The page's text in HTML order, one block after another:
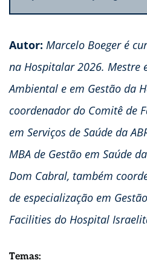
Autor: Marcelo Boeger é
na Hospitalar 2026. Mestre
Ambiental e em Gestão da
coordenador do Comitê de
em Serviços de Saúde da
MBA de Gestão em Saúde
Dom Cabral, também
de especialização em
Facilities do Hospital
Temas: